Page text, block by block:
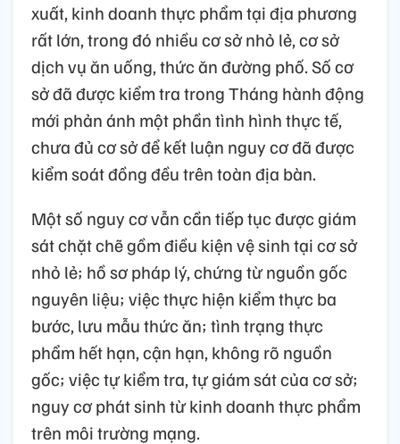
xuất, kinh doanh thực phẩm tại địa phương
rất lớn, trong đó nhiều cơ sở nhỏ lẻ, cơ sở
dịch vụ ăn uống, thức ăn đường phố. Số cơ
sở đã được kiểm tra trong Tháng hành động
mới phản ánh một phần tình hình thực tế,
chưa đủ cơ sở để kết luận nguy cơ đã được
kiểm soát đồng đều trên toàn địa bàn.
Một số nguy cơ vẫn cần tiếp tục được giám
sát chặt chẽ gồm điều kiện vệ sinh tại cơ sở
nhỏ lẻ; hồ sơ pháp lý, chứng từ nguồn gốc
nguyên liệu; việc thực hiện kiểm thực ba
bước, lưu mẫu thức ăn; tình trạng thực
phẩm hết hạn, cận hạn, không rõ nguồn
gốc; việc tự kiểm tra, tự giám sát của cơ sở;
nguy cơ phát sinh từ kinh doanh thực phẩm
trên môi trường mạng.